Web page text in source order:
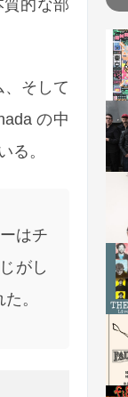
的な部
そして
の中
る。
はチ
がし
。